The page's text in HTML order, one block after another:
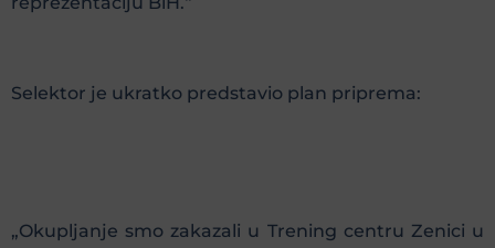
Selektor je ukratko predstavio plan priprema:
„Okupljanje smo zakazali u Trening centru Zenici u